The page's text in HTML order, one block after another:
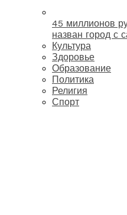
45 миллионов
назван город
Культура
Здоровье
Образование
Политика
Религия
Спорт